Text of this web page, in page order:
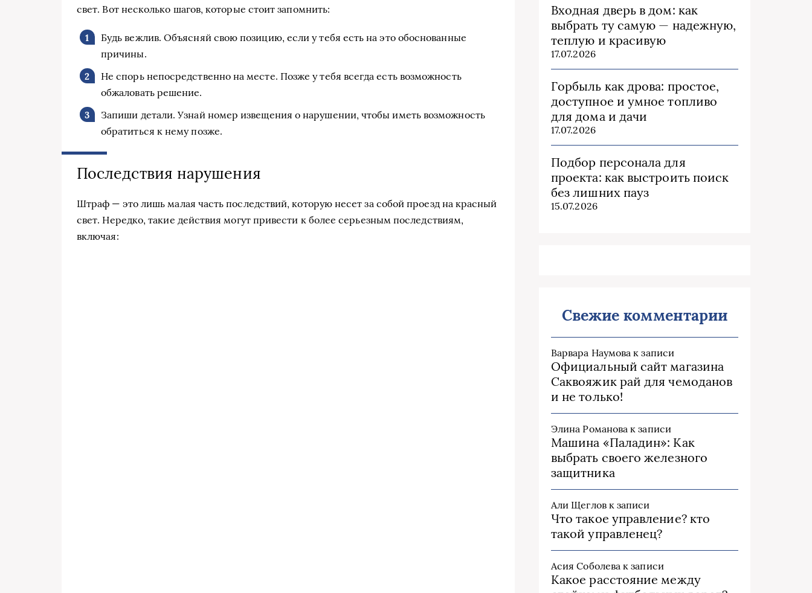
свет. Вот несколько шагов, которые стоит запомнить:
Будь вежлив. Объясняй свою позицию, если у тебя есть на это обоснованные
причины.
Не спорь непосредственно на месте. Позже у тебя всегда есть возможность
обжаловать решение.
Запиши детали. Узнай номер извещения о нарушении, чтобы иметь возможность
обратиться к нему позже.
Последствия нарушения
Штраф — это лишь малая часть последствий, которую несет за собой проезд на красный
свет. Нередко, такие действия могут привести к более серьезным последствиям,
включая:
Входная дверь в дом: как
выбрать ту самую — надежную,
теплую и красивую
17.07.2026
Горбыль как дрова: простое,
доступное и умное топливо
для дома и дачи
17.07.2026
Подбор персонала для
проекта: как выстроить поиск
без лишних пауз
15.07.2026
Свежие комментарии
Варвара Наумова к записи
Официальный сайт магазина
Саквояжик рай для чемоданов
и не только!
Элина Романова к записи
Машина «Паладин»: Как
выбрать своего железного
защитника
Али Щегловк записи
Что такое управление? кто
такой управленец?
Асия Соболева к записи
Какое расстояние между